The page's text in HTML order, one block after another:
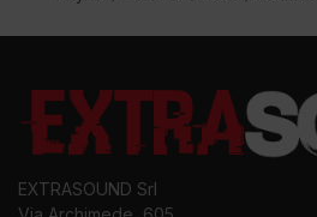
EXTRASOUND Srl